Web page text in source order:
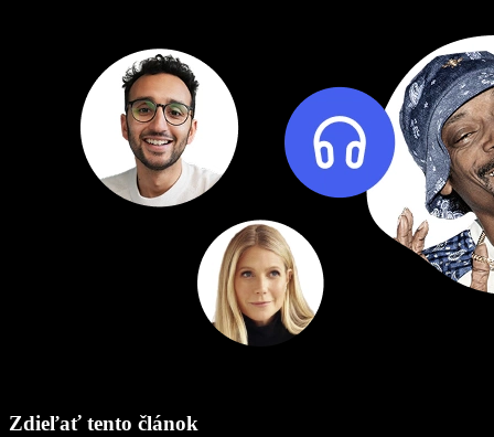
Zdieľať tento článok